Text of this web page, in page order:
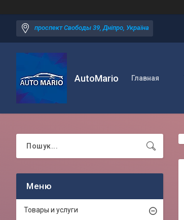
проспект Свободы 39, Дніпро, Україна
AutoMario Главная
Товары и услуги